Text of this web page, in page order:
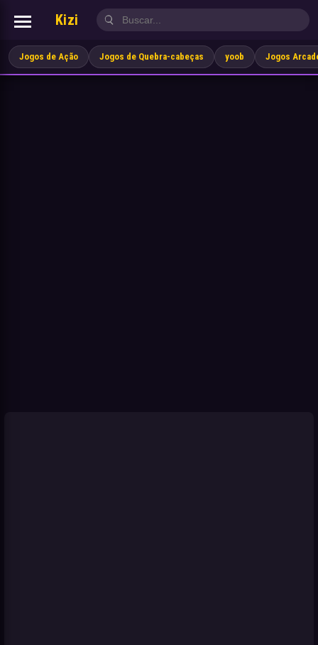
Kizi
Jogos de Ação Jogos de Quebra-cabeças yoob Jogos